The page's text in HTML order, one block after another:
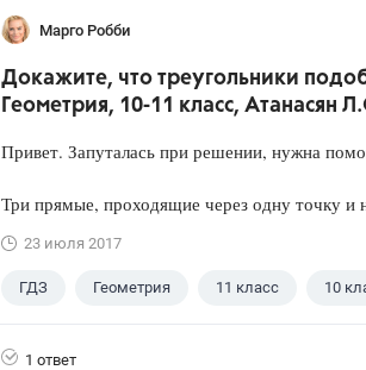
Марго Робби
Докажите, что треугольники
Геометрия, 10-11 класс, Атанасян
Привет. Запуталась при решении, нужна
Три прямые, проходящие через одну точку и
23 июля 2017
ГДЗ Геометрия 11 класс 10
1 ответ